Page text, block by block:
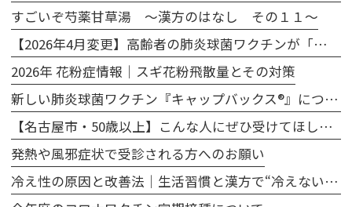
すごいぞ芍薬甘草湯 ～漢方のはなし その１１～
【2026年4月変更】高齢者の肺炎球菌ワクチンが「プレベナー20」に変わります
2026年 花粉症情報｜スギ花粉飛散量とその対策
新しい肺炎球菌ワクチン『キャップバックス®』について
【名古屋市・50歳以上】こんな人にぜひ受けてほしい、胃カメラによる胃がん検診
発熱や風邪症状で受診される方へのお願い
冷え性の原因と改善法｜生活習慣と漢方で“冷えない体”へ